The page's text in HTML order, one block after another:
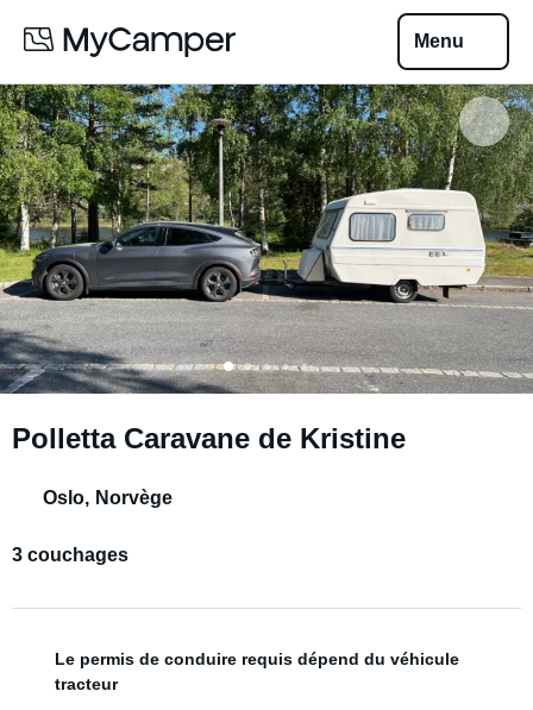
Menu
Polletta Caravane de Kristine
Oslo, Norvège
3 couchages
Le permis de conduire requis dépend du véhicule
tracteur